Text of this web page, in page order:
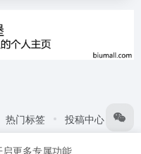
热门标签
投稿中心
更多专属功能